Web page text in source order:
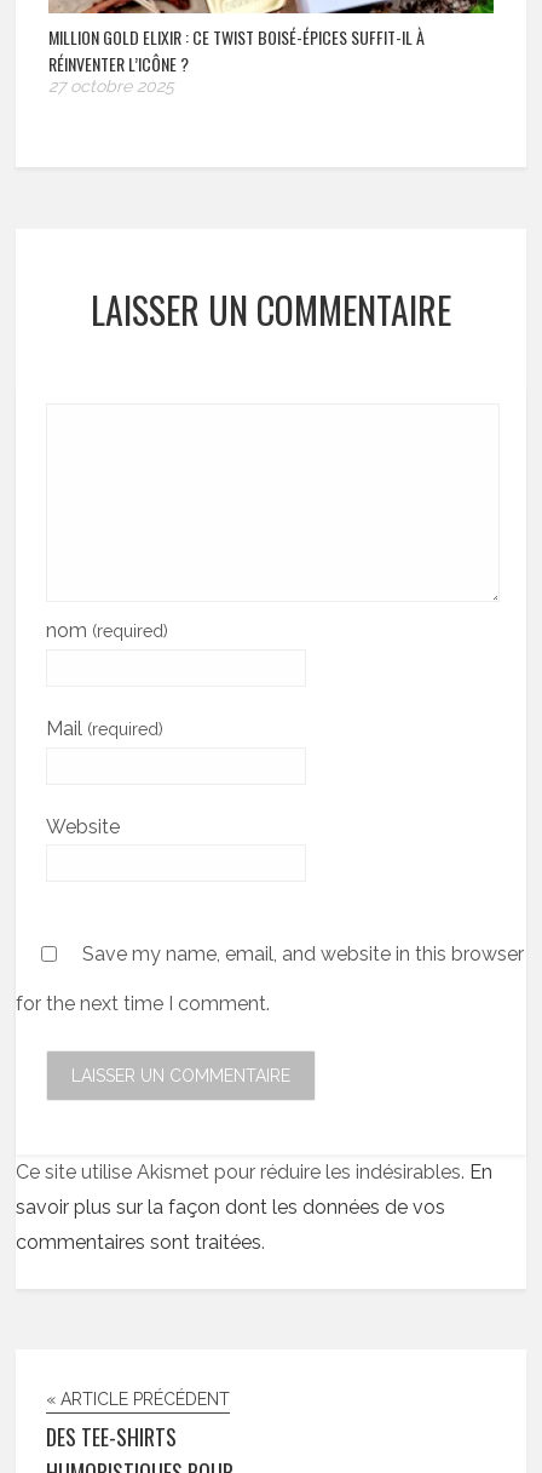
MILLION GOLD ELIXIR : CE TWIST BOISÉ-ÉPICES SUFFIT-IL À
RÉINVENTER L’ICÔNE ?
27 octobre 2025
LAISSER UN COMMENTAIRE
nom (required)
Mail (required)
Website
Save my name, email, and website in this browser
for the next time I comment.
Ce site utilise Akismet pour réduire les indésirables. En
savoir plus sur la façon dont les données de vos
commentaires sont traitées.
« ARTICLE PRÉCÉDENT
DES TEE-SHIRTS